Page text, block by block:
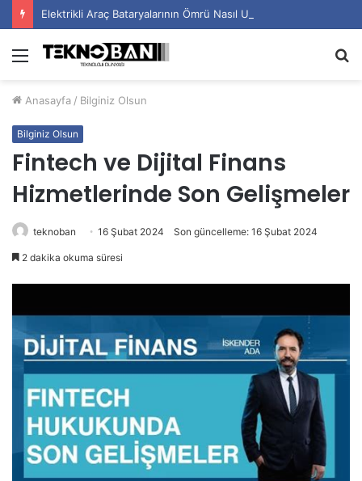
Elektrikli Araç Bataryalarının Ömrü Nasıl Uzatılır?
Menü
Anasayfa / Bilginiz Olsun
Bilginiz Olsun
Fintech ve Dijital Finans
Hizmetlerinde Son Gelişmeler
teknoban 16 Şubat 2024 Son güncelleme: 16 Şubat 2024
2 dakika okuma süresi